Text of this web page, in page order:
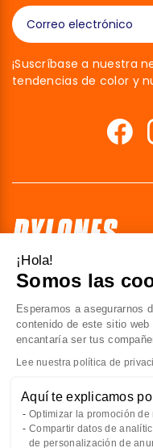
¡Suscríbase a nuestra
tendencias de color y
41 av. de l’agent Sarre
92700 Colombes
Francia
TODO SOBRE
¡Hola!
Somos las
Esperamos a asegurarnos
contenido de este sitio
encantaría ser tus
Lee nuestra política de
Aquí te explicamos
Optimizar la promoción
Compartir datos de
de personalización de